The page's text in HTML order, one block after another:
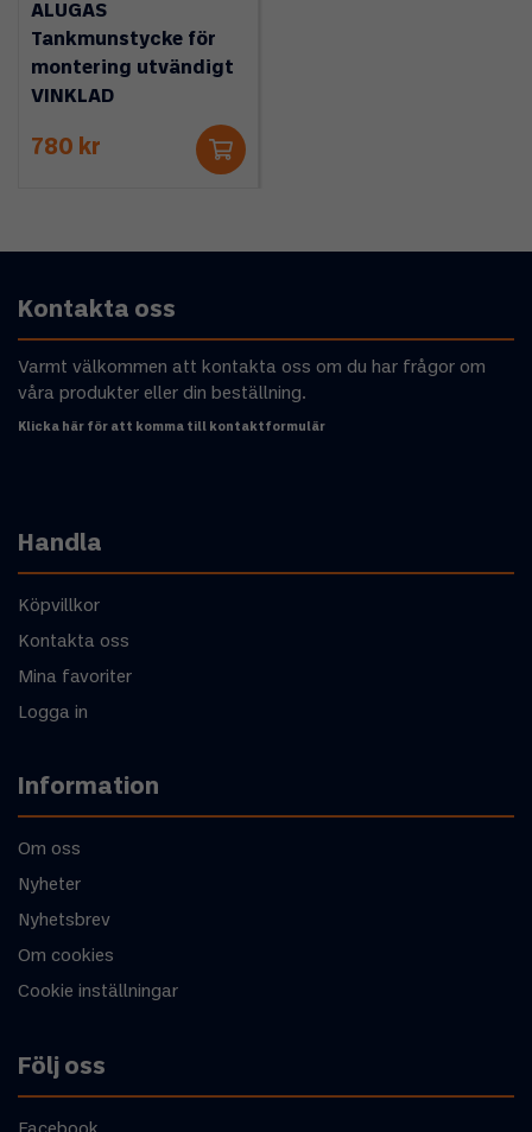
ALUGAS
Tankmunstycke för
montering utvändigt
VINKLAD
780 kr
Kontakta oss
Varmt välkommen att kontakta oss om du har frågor om
våra produkter eller din beställning.
Klicka här för att komma till kontaktformulär
Handla
Köpvillkor
Kontakta oss
Mina favoriter
Logga in
Information
Om oss
Nyheter
Nyhetsbrev
Om cookies
Cookie inställningar
Följ oss